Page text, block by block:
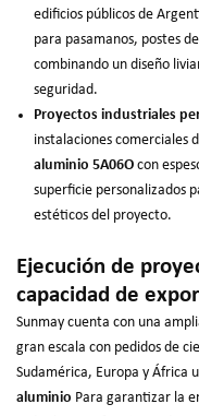
edificios públicos de
para pasamanos, postes
combinando un diseño
seguridad.
Proyectos industriales
instalaciones comerciales
aluminio 5A06O con
superficie personalizados
estéticos del proyecto.
Ejecución de
capacidad de
Sunmay cuenta con una
gran escala con pedidos de
Sudamérica, Europa y África
aluminio Para garantizar la